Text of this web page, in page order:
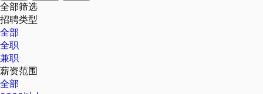
全部筛选
招聘类型
全部
全职
兼职
薪资范围
全部